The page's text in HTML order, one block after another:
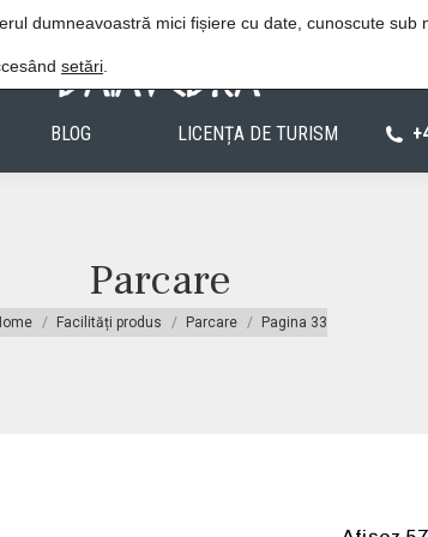
Procedura de rezervare Politica de
BLOG LICENȚA DE TURISM
Parcare
are here:
Facilități produs Parcare Pagina 33
dumneavoastră mici fișiere cu date, cunoscute sub
setări